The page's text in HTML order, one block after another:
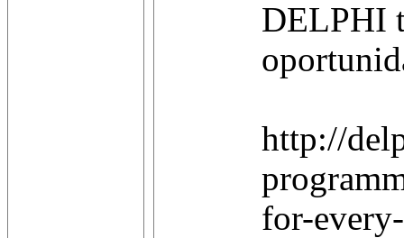
DELPHI
http://
for-